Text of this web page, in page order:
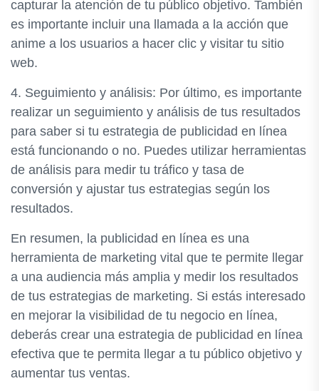
capturar la atención de tu público objetivo. También
es importante incluir una llamada a la acción que
anime a los usuarios a hacer clic y visitar tu sitio
web.
4. Seguimiento y análisis: Por último, es importante
realizar un seguimiento y análisis de tus resultados
para saber si tu estrategia de publicidad en línea
está funcionando o no. Puedes utilizar herramientas
de análisis para medir tu tráfico y tasa de
conversión y ajustar tus estrategias según los
resultados.
En resumen, la publicidad en línea es una
herramienta de marketing vital que te permite llegar
a una audiencia más amplia y medir los resultados
de tus estrategias de marketing. Si estás interesado
en mejorar la visibilidad de tu negocio en línea,
deberás crear una estrategia de publicidad en línea
efectiva que te permita llegar a tu público objetivo y
aumentar tus ventas.